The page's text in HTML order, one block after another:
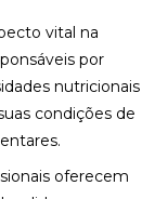
vital na
por
nutricionais
condições de
oferecem